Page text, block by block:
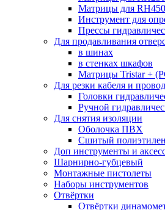
Матрицы для RH450
Инструмент для
Прессы
Для продавливания
в шинах
в стенках шкафов
Матрицы Tristar +
Для резки кабеля и
Головки
Ручной
Для снятия изоляции
Оболочка ПВХ
Сшитый полиэтилен
Доп инструменты и
Шарнирно-губцевый
Монтажные пистолеты
Наборы инструментов
Отвёртки
Отвёртки